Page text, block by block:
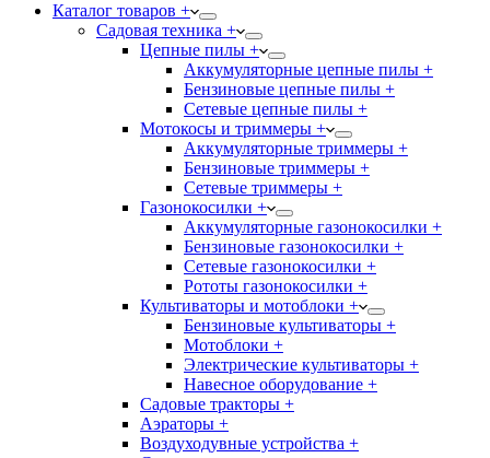
Каталог товаров +
Садовая техника +
Цепные пилы +
Аккумуляторные цепные пилы +
Бензиновые цепные пилы +
Сетевые цепные пилы +
Мотокосы и триммеры +
Аккумуляторные триммеры +
Бензиновые триммеры +
Сетевые триммеры +
Газонокосилки +
Аккумуляторные газонокосилки +
Бензиновые газонокосилки +
Сетевые газонокосилки +
Рототы газонокосилки +
Культиваторы и мотоблоки +
Бензиновые культиваторы +
Мотоблоки +
Электрические культиваторы +
Навесное оборудование +
Садовые тракторы +
Аэраторы +
Воздуходувные устройства +